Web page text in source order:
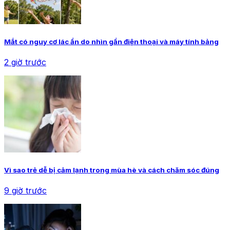
Mắt có nguy cơ lác ẩn do nhìn gần điện thoại và máy tính bảng
2 giờ trước
Vì sao trẻ dễ bị cảm lạnh trong mùa hè và cách chăm sóc đúng
9 giờ trước